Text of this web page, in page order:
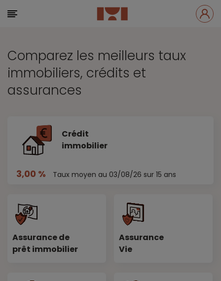
Comparez les meilleurs taux
immobiliers, crédits et
assurances
Crédit
immobilier
3,00 % Taux moyen au 03/08/26 sur 15 ans
Assurance de
prêt immobilier
Assurance
Vie